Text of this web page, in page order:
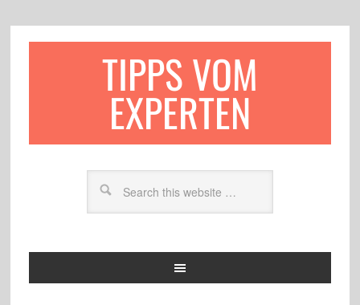
TIPPS VOM
EXPERTEN